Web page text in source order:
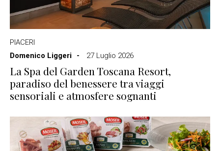
PIACERI
Domenico Liggeri
27 Luglio 2026
La Spa del Garden Toscana Resort,
paradiso del benessere tra viaggi
sensoriali e atmosfere sognanti